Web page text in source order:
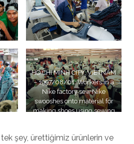
HO CHI MINH CITY, VIETNAM
– 1997/08/01: Workers in a
Nike factory sew Nike
swooshes onto material for
making shoes using sewing
via Getty Images)
şey, ürettiğimiz ürünlerin ve